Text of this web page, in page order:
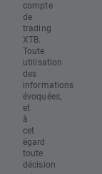
compte
de
trading
XTB.
Toute
utilisation
des
informations
évoquées,
et
à
cet
égard
toute
décision